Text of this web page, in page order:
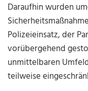
Daraufhin wurden
Polizeieinsatz, der
vorübergehend
unmittelbaren
teilweise